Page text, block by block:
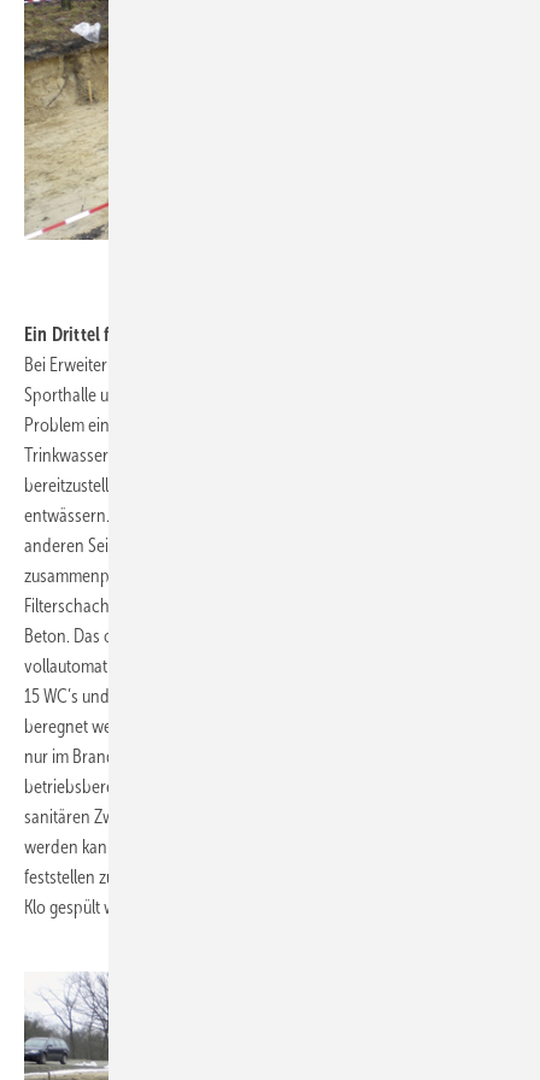
Ein Drittel für Sanitäres
Bei Erweiterung der Berlin Brandenburg International School um eine
Sporthalle und ein Stadion standen die Fachplaner ebenfalls vor dem
Problem einer großen Spreizung des Löschwasser- und
Trinkwasserbedarfs. Hier galt es aber nicht nur Löschwasser
bereitzustellen, sondern auch rund 2000 m² Stadiondachfläche zu
entwässern. Auf der einen Seite wird Wasser benötigt - auf der
anderen Seite muss Wasser entsorgt werden. Da diese Situationen gut
zusammenpassen, entwässert sich das Dach heute über einen
Filterschacht in einen 300000 Liter fassenden Speicherbehälter aus
Beton. Das obere Drittel des Volumens wird bewirtschaftet –
vollautomatisch. Mit diesen 100000 Litern Regenwasser werden
15 WC’s und zwei Urinale versorgt. Im Stadion können Außenanlagen
beregnet werden. Auf diese Weise bleiben die Pumpen, die ja sonst
nur im Brandfall dienstlich werden, durch die ständige Nutzung
betriebsbereit. Eine Sondensteuerung sorgt dafür, dass für die
sanitären Zwecke tatsächlich nur der obere Zisternenbereich entleert
werden kann. Es ist somit also nicht zu befürchten, im Brandfall
feststellen zu müssen, dass der Löschwasservorrat buchstäblich ins
Klo gespült wurde.